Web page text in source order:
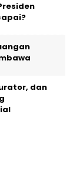
dan